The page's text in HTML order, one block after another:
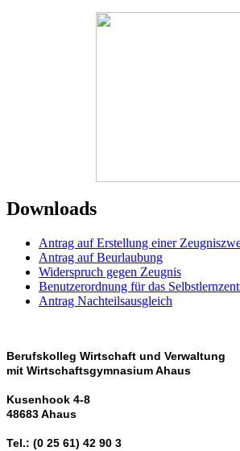
Downloads
Antrag auf Erstellung einer
Antrag auf Beurlaubung
Widerspruch gegen Zeugnis
Benutzerordnung für das
Antrag Nachteilsausgleich
Berufskolleg Wirtschaft und Verwaltung
mit Wirtschaftsgymnasium Ahaus
Kusenhook 4-8
48683 Ahaus
Tel.: (0 25 61) 42 90 3